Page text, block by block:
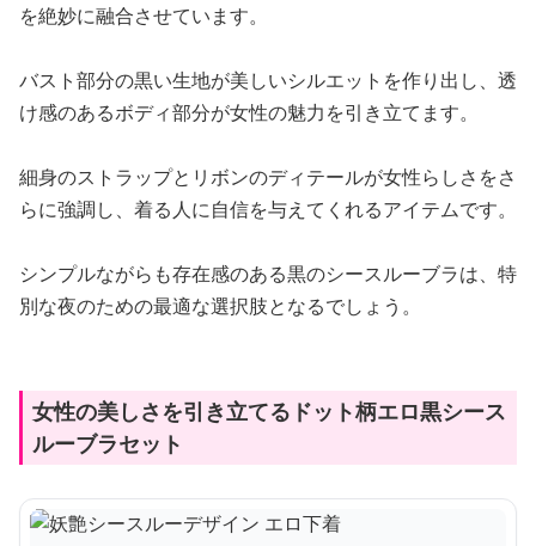
を絶妙に融合させています。
バスト部分の黒い生地が美しいシルエットを作り出し、透
け感のあるボディ部分が女性の魅力を引き立てます。
細身のストラップとリボンのディテールが女性らしさをさ
らに強調し、着る人に自信を与えてくれるアイテムです。
シンプルながらも存在感のある黒のシースルーブラは、特
別な夜のための最適な選択肢となるでしょう。
女性の美しさを引き立てるドット柄エロ黒シース
ルーブラセット